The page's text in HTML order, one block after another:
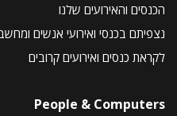
הכנסים והאירועים שלנו
נצפיתם בכנסי ואירועי אנשים
לקראת כנסים ואירועים קרובים
People & Computers